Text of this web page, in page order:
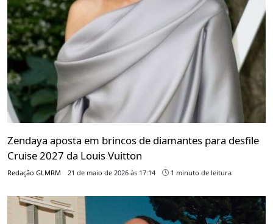
Zendaya aposta em brincos de diamantes para desfile
Cruise 2027 da Louis Vuitton
Redação GLMRM 21 de maio de 2026 às 17:14 1 minuto de leitura